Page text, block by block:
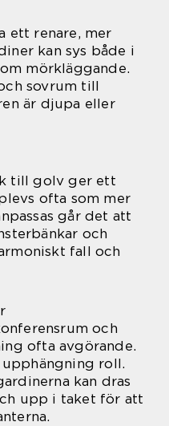
ett renare, mer
kan sys både i
mörkläggande.
sovrum till
är djupa eller
till golv ger ett
ofta som mer
går det att
och
fall och
och
ofta avgörande.
roll.
kan dras
upp i taket för att